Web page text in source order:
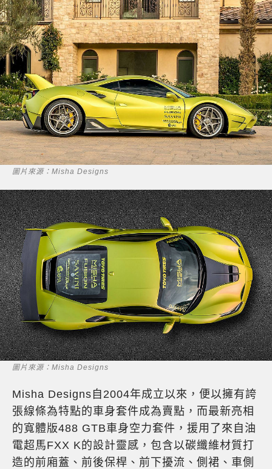
圖片來源：Misha Designs
圖片來源：Misha Designs
Misha Designs自2004年成立以來，便以擁有誇
張線條為特點的車身套件成為賣點，而最新亮相
的寬體版488 GTB車身空力套件，援用了來自油
電超馬FXX K的設計靈感，包含以碳纖維材質打
造的前廂蓋、前後保桿、前下擾流、側裙、車側